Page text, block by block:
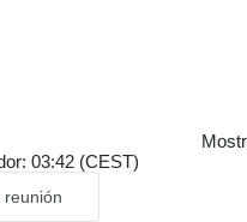
03:42 (CEST)
reunión